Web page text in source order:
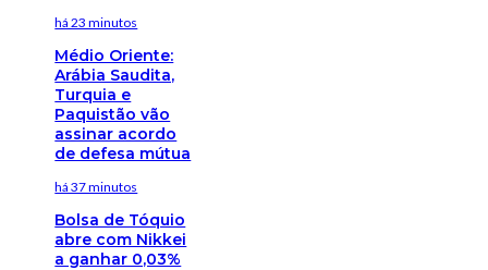
há 23 minutos
Médio Oriente:
Arábia Saudita,
Turquia e
Paquistão vão
assinar acordo
de defesa mútua
há 37 minutos
Bolsa de Tóquio
abre com Nikkei
a ganhar 0,03%